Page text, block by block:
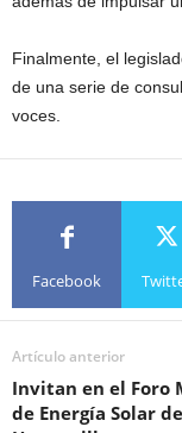
Finalmente, el
de una serie de
voces.
Facebook
Artículo anterior
Invitan en el Foro
de Energía Solar de